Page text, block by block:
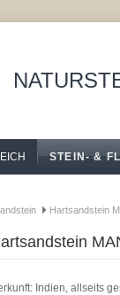
STEIN- &
Hartsandstein
Indien, allseits